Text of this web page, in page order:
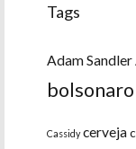
Tags
Adam Sandler
bolsonaro
Cassidy cerveja